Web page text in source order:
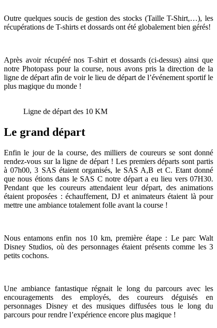
Outre quelques soucis de gestion des stocks (Taille T-Shirt,…), les
récupérations de T-shirts et dossards ont été globalement bien gérés!
Après avoir récupéré nos T-shirt et dossards (ci-dessus) ainsi que
notre Photopass pour la course, nous avons pris la direction de la
ligne de départ afin de voir le lieu de départ de l’événement sportif le
plus magique du monde !
Ligne de départ des 10 KM
Le grand départ
Enfin le jour de la course, des milliers de coureurs se sont donné
rendez-vous sur la ligne de départ ! Les premiers départs sont partis
à 07h00, 3 SAS étaient organisés, le SAS A,B et C. Etant donné
que nous étions dans le SAS C notre départ a eu lieu vers 07H30.
Pendant que les coureurs attendaient leur départ, des animations
étaient proposées : échauffement, DJ et animateurs étaient là pour
mettre une ambiance totalement folle avant la course !
Nous entamons enfin nos 10 km, première étape : Le parc Walt
Disney Studios, où des personnages étaient présents comme les 3
petits cochons.
Une ambiance fantastique régnait le long du parcours avec les
encouragements des employés, des coureurs déguisés en
personnages Disney et des musiques diffusées tous le long du
parcours pour rendre l’expérience encore plus magique !